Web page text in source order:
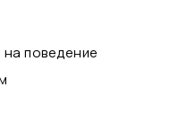
поведение